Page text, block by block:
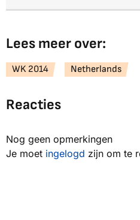
Lees meer over:
WK 2014 Netherlands
Reacties
Nog geen opmerkingen
Je moet ingelogd zijn om te